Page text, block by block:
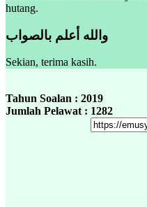
hutang.
والله أعلم بالصواب
Sekian, terima kasih.
Tahun Soalan : 2019
Jumlah Pelawat : 1282